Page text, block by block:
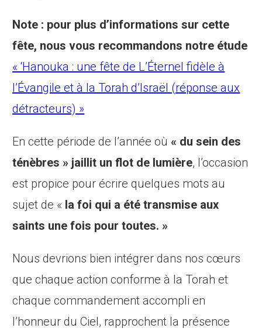
Note : pour plus d’informations sur cette
fête, nous vous recommandons notre étude
« ‘Hanouka : une fête de L’Éternel fidèle à
l’Évangile et à la Torah d’Israël (réponse aux
détracteurs) »
En cette période de l’année où« du sein des
ténèbres » jaillit un flot de lumière, l’occasion
est propice pour écrire quelques mots au
sujet de « la foi qui a été transmise aux
saints une fois pour toutes. »
Nous devrions bien intégrer dans nos cœurs
que chaque action conforme à la Torah et
chaque commandement accompli en
l’honneur du Ciel, rapprochent la présence